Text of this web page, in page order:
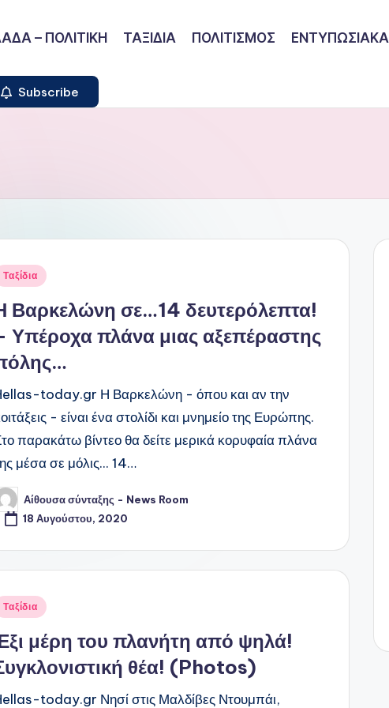
– ΠΟΛΙΤΙΚΗ ΤΑΞΙΔΙΑ ΠΟΛΙΤΙΣΜΟΣ ΕΝΤΥΠΩΣΙΑΚΑ
Subscribe
Ταξίδια
Βαρκελώνη σε…14 δευτερόλεπτα!
Υπέροχα πλάνα μιας αξεπέραστης
today.gr Η Βαρκελώνη - όπου και αν την
- είναι ένα στολίδι και μνημείο της Ευρώπης.
παρακάτω βίντεο θα δείτε μερικά κορυφαία πλάνα
μέσα σε μόλις... 14…
Αίθουσα σύνταξης - News Room
18 Αυγούστου, 2020
Ταξίδια
μέρη του πλανήτη από ψηλά!
θέα! (Photos)
today.gr Νησί στις Μαλδίβες Ντουμπάι,